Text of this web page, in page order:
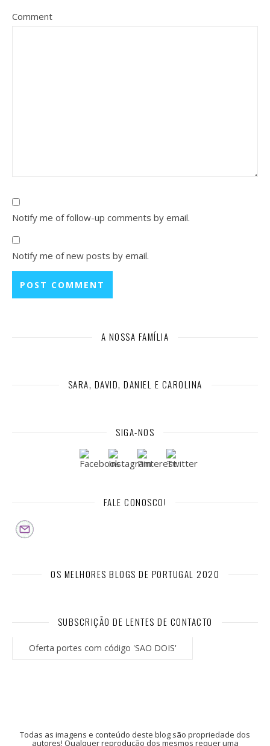
Comment
Notify me of follow-up comments by email.
Notify me of new posts by email.
A NOSSA FAMÍLIA
SARA, DAVID, DANIEL E CAROLINA
SIGA-NOS
FALE CONOSCO!
OS MELHORES BLOGS DE PORTUGAL 2020
SUBSCRIÇÃO DE LENTES DE CONTACTO
Oferta portes com código 'SAO DOIS'
Todas as imagens e conteúdo deste blog são propriedade dos
autores! Qualquer reprodução dos mesmos requer uma